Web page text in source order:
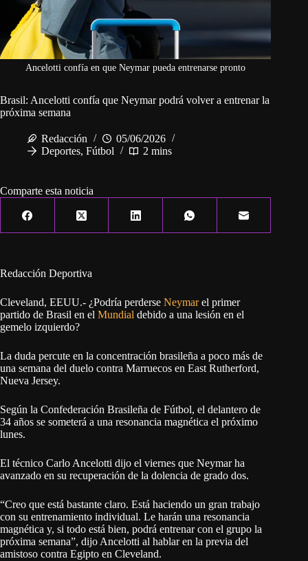
Ancelotti confía en que Neymar pueda entrenarse pronto
Brasil: Ancelotti confía que Neymar podrá volver a entrenar la
próxima semana
Redacción
05/06/2026
Deportes, Fútbol 2 mins
Comparte esta noticia
Redacción Deportiva
Cleveland, EEUU.- ¿Podría perderse Neymarel primer
partido de Brasil en el Mundial debido a una lesión en el
gemelo izquierdo?
La duda percute en la concentración brasileña a poco más de
una semana del duelo contra Marruecos en East Rutherford,
Nueva Jersey.
Según la Confederación Brasileña de Fútbol, el delantero de
34 años se someterá a una resonancia magnética el próximo
lunes.
El técnico Carlo Ancelotti dijo el viernes que Neymar ha
avanzado en su recuperación de la dolencia de grado dos.
“Creo que está bastante claro. Está haciendo un gran trabajo
con su entrenamiento individual. Le harán una resonancia
magnética y, si todo está bien, podrá entrenar con el grupo la
próxima semana”, dijo Ancelotti al hablar en la previa del
amistoso contra Egipto en Cleveland.